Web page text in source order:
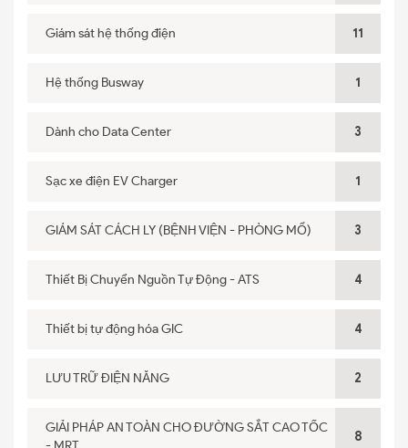
Giám sát hệ thống điện 11
Hệ thống Busway 1
Dành cho Data Center 3
Sạc xe điện EV Charger 1
GIÁM SÁT CÁCH LY (BỆNH VIỆN - PHÒNG MỔ) 3
Thiết Bị Chuyển Nguồn Tự Động - ATS 4
Thiết bị tự động hóa GIC 4
LƯU TRỮ ĐIỆN NĂNG 2
GIẢI PHÁP AN TOÀN CHO ĐƯỜNG SẮT CAO TỐC
8